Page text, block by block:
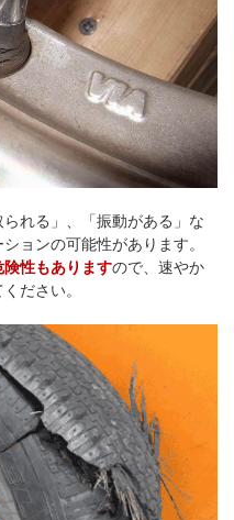
れる」、「振動がある」な
ョンの可能性があります。
性もありますので、速やか
ださい。